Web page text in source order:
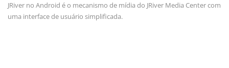
JRiver no Android é o mecanismo de mídia do JRiver Media Center com
uma interface de usuário simplificada.